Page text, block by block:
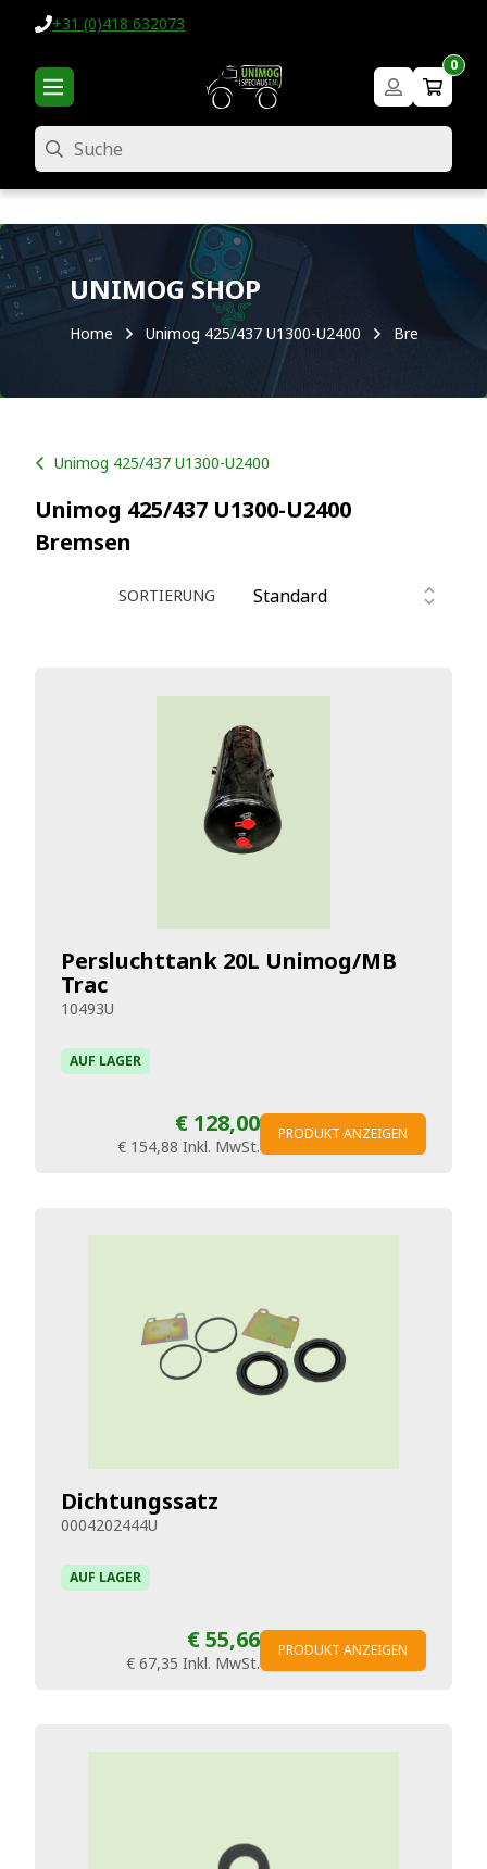
+31 (0)418 632073
0
Suche
UNIMOG SHOP
Home Unimog 425/437 U1300-U2400 Bremsen
Unimog 425/437 U1300-U2400
Unimog 425/437 U1300-U2400
Bremsen
SORTIERUNG
Persluchttank 20L Unimog/MB
Trac
10493U
AUF LAGER
€ 128,00
€ 154,88 Inkl. MwSt.
PRODUKT ANZEIGEN
Dichtungssatz
0004202444U
AUF LAGER
€ 55,66
€ 67,35 Inkl. MwSt.
PRODUKT ANZEIGEN